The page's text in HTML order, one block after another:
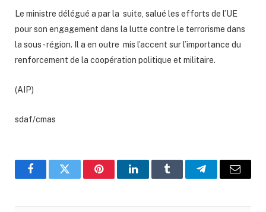
Le ministre délégué a par la suite, salué les efforts de l’UE
pour son engagement dans la lutte contre le terrorisme dans
la sous- région.
Il a en outre mis l’accent sur l’importance du
renforcement de la coopération politique et militaire.
(AIP)
sdaf/cmas
FacebookTwitter PinterestLinkedInTumblr TelegramEmail